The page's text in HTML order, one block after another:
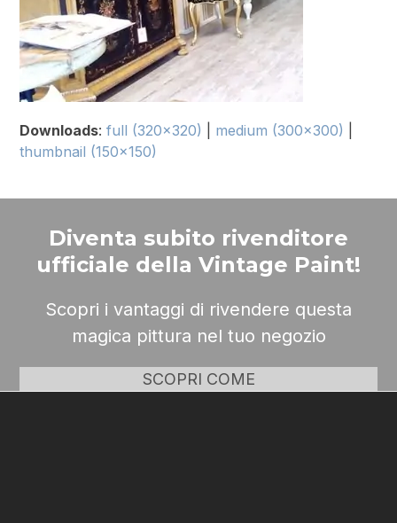
Downloads:full (320x320) medium (300x300)
thumbnail (150x150)
Diventa subito rivenditore
ufficiale della Vintage Paint!
Scopri i vantaggi di rivendere questa
magica pittura nel tuo negozio
SCOPRI COME